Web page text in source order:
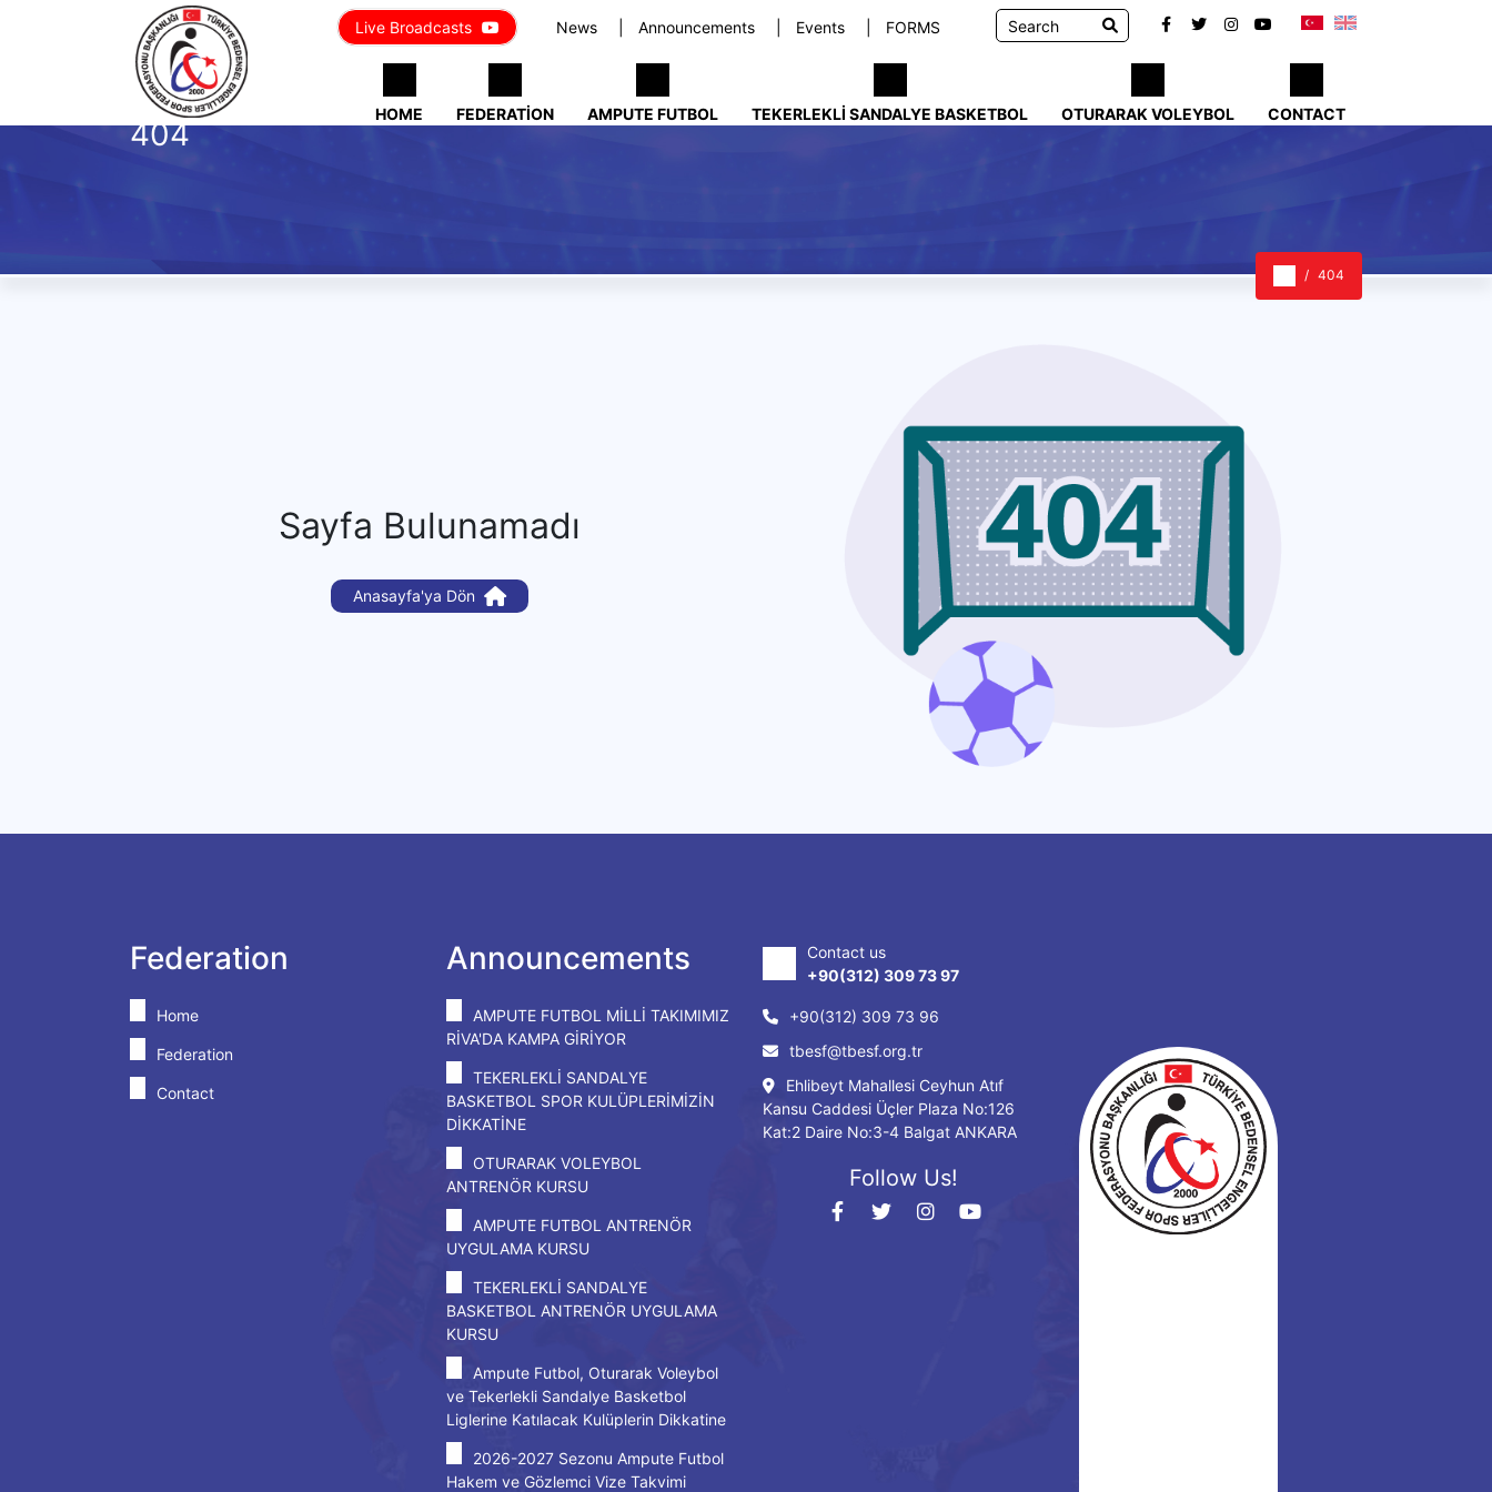
News Announcements Events FORMS
Live Broadcasts
HOME FEDERATION AMPUTE FUTBOL TEKERLEKLI SANDALYE BASKETBOL OTURARAK VOLEYBOL CONTACT
404
404
Sayfa Bulunamadı
Anasayfa'ya Dön
Federation
Home
Federation
Contact
Announcements
AMPUTE FUTBOL MİLLİ TAKIMIMIZ
RİVA'DA KAMPA GİRİYOR
TEKERLEKLİ SANDALYE
BASKETBOL SPOR KULÜPLERİMİZİN
DİKKATİNE
OTURARAK VOLEYBOL
ANTRENÖR KURSU
AMPUTE FUTBOL ANTRENÖR
UYGULAMA KURSU
TEKERLEKLİ SANDALYE
BASKETBOL ANTRENÖR UYGULAMA
KURSU
Ampute Futbol, Oturarak Voleybol
ve Tekerlekli Sandalye Basketbol
Liglerine Katılacak Kulüplerin Dikkatine
2026-2027 Sezonu Ampute Futbol
Hakem ve Gözlemci Vize Takvimi
Contact us
+90(312) 309 73 97
+90(312) 309 73 96
tbesf@tbesf.org.tr
Ehlibeyt Mahallesi Ceyhun Atıf
Kansu Caddesi Üçler Plaza No:126
Kat:2 Daire No:3-4 Balgat ANKARA
Follow Us!